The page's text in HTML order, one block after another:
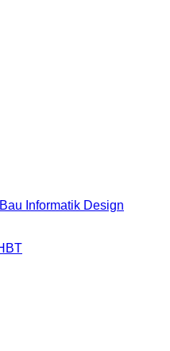
Informatik Design